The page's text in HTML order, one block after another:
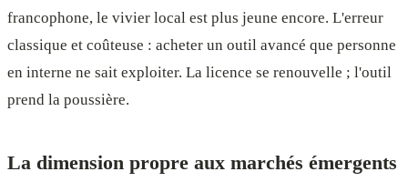
francophone, le vivier local est plus jeune encore. L'erreur
classique et coûteuse : acheter un outil avancé que personne
en interne ne sait exploiter. La licence se renouvelle ; l'outil
prend la poussière.
La dimension propre aux marchés émergents